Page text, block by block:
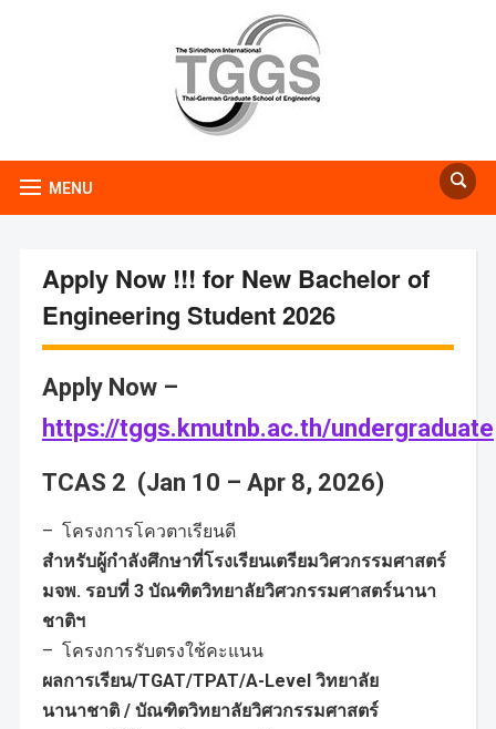
MENU
Apply Now !!! for New Bachelor of
Engineering Student 2026
Apply Now –
https://tggs.kmutnb.ac.th/undergraduate
TCAS 2 (Jan 10 – Apr 8, 2026)
– โครงการโควตาเรียนดี
สำหรับผู้กำลังศึกษาที่โรงเรียนเตรียมวิศวกรรมศาสตร์
มจพ. รอบที่ 3 บัณฑิตวิทยาลัยวิศวกรรมศาสตร์นานา
ชาติฯ
– โครงการรับตรงใช้คะแนน
ผลการเรียน/TGAT/TPAT/A-Level วิทยาลัย
นานาชาติ / บัณฑิตวิทยาลัยวิศวกรรมศาสตร์